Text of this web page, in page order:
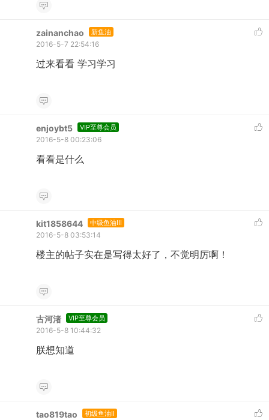
zainanchao 新鱼油
2016-5-7 22:54:16
过来看看 学习学习
enjoybt5 VIP至尊会员
2016-5-8 00:23:06
看看是什么
kit1858644 中级鱼油III
2016-5-8 03:53:14
楼主的帖子实在是写得太好了，不觉明厉啊！
古河渚 VIP至尊会员
2016-5-8 10:44:32
朕想知道
tao819tao 初级鱼油II